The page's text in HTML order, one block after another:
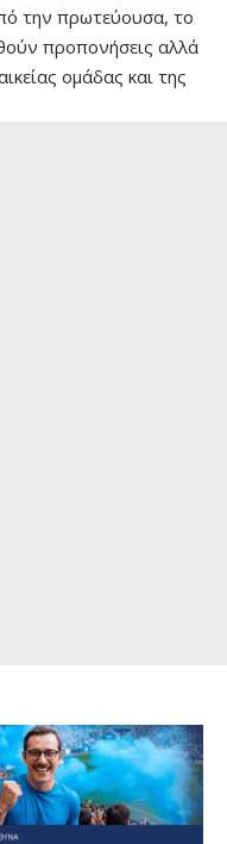
την πρωτεύουσα, το
προπονήσεις αλλά
ομάδας και της